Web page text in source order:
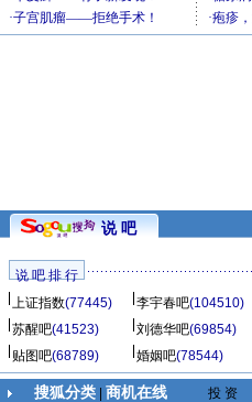
说 吧
说 吧 排 行
上证指数(77445) 李宇春吧(104510)
苏醒吧(41523) 刘德华吧(69854)
贴图吧(68789) 婚姻吧(78544)
搜狐分类| 商机在线 投 资